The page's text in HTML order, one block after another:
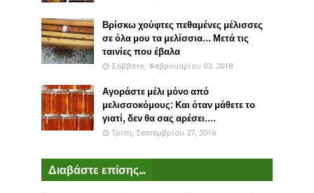
Βρίσκω χούφτες πεθαμένες μέλισσες
σε όλα μου τα μελίσσια... Μετά τις
ταινίες που έβαλα
Σάββατο, Φεβρουαρίου 03, 2018
Αγοράστε μέλι μόνο από
μελισσοκόμους: Και όταν μάθετε το
γιατί, δεν θα σας αρέσει....
Τρίτη, Σεπτεμβρίου 27, 2016
Διαβάστε επίσης...